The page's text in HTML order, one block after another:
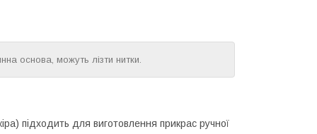
основа, можуть лізти нитки.
підходить для виготовлення прикрас ручної